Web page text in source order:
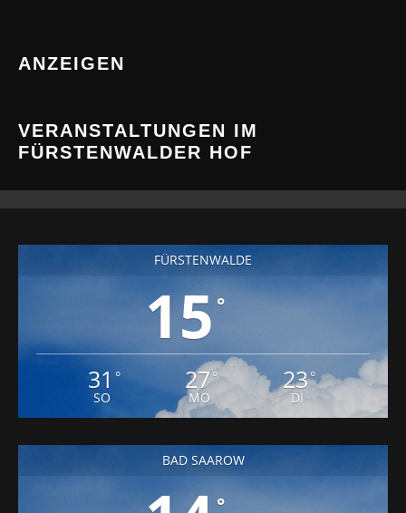
ANZEIGEN
VERANSTALTUNGEN IM
FÜRSTENWALDER HOF
FÜRSTENWALDE
15 °
31 °
SO
27°
MO
23°
DI
BAD SAAROW
°